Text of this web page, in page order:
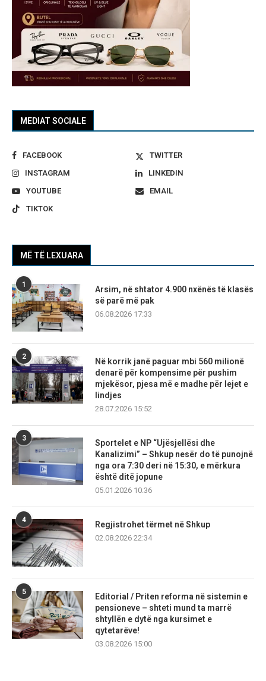
MEDIAT SOCIALE
FACEBOOK
TWITTER
INSTAGRAM
LINKEDIN
YOUTUBE
EMAIL
TIKTOK
MË TË LEXUARA
1
Arsim, në shtator 4.900 nxënës të klasës
së parë më pak
06.08.2026 17:33
2
Në korrik janë paguar mbi 560 milionë
denarë për kompensime për pushim
mjekësor, pjesa më e madhe për lejet e
lindjes
28.07.2026 15:52
3
Sportelet e NP “Ujësjellësi dhe
Kanalizimi” – Shkup nesër do të punojnë
nga ora 7:30 deri në 15:30, e mërkura
është ditë jopune
05.01.2026 10:36
4
Regjistrohet tërmet në Shkup
02.08.2026 22:34
5
Editorial / Priten reforma në sistemin e
pensioneve – shteti mund ta marrë
shtyllën e dytë nga kursimet e
qytetarëve!
03.08.2026 15:00